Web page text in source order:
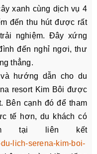
xanh cùng dịch vụ 4
đến thu hút được rất
nghiệm. Đây xứng
đến nghỉ ngơi, thư
thẳng.
hướng dẫn cho du
resort Kim Bôi được
Bên cạnh đó để tham
tế hơn, du khách có
tại liên kết
lich-serena-kim-boi-